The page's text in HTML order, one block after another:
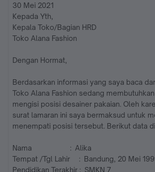
30 Mei 2021
Kepada Yth,
Kepala Toko/Bagian HRD
Toko Alana Fashion
Dengan Hormat,
Berdasarkan informasi yang saya baca
Toko Alana Fashion sedang
mengisi posisi desainer pakaian. Oleh
surat lamaran ini saya bermaksud untuk
menempati posisi tersebut. Berikut data
Nama : Alika
Tempat /Tgl Lahir : Bandung, 20 Mei
Pendidikan Terakhir : SMKN 7